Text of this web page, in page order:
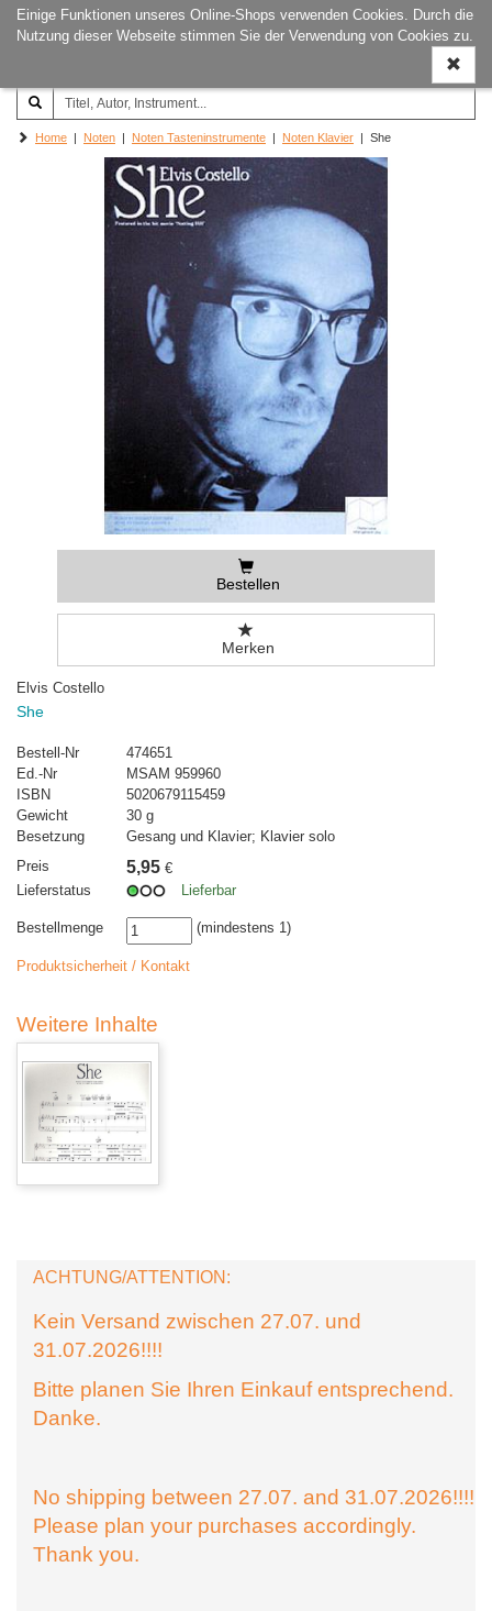
Einige Funktionen unseres Online-Shops verwenden Cookies. Durch die
Nutzung dieser Webseite stimmen Sie der Verwendung von Cookies zu.
ein-/
Joachim‐Trekel‐Musikverlag,
Hamburg
Home | Noten | Noten Tasteninstrumente | Noten Klavier | She
Bestellen
Merken
Elvis Costello
She
Bestell-Nr
474651
Ed.-Nr
MSAM 959960
ISBN
5020679115459
Gewicht
30 g
Besetzung
Gesang und Klavier; Klavier solo
Preis
5,95 €
Lieferstatus
Lieferbar
Bestellmenge (mindestens 1)
Produktsicherheit / Kontakt
Weitere Inhalte
ACHTUNG/ATTENTION:
Kein Versand zwischen 27.07. und
31.07.2026!!!!
Bitte planen Sie Ihren Einkauf entsprechend.
Danke.
No shipping between 27.07. and 31.07.2026!!!!
Please plan your purchases accordingly.
Thank you.